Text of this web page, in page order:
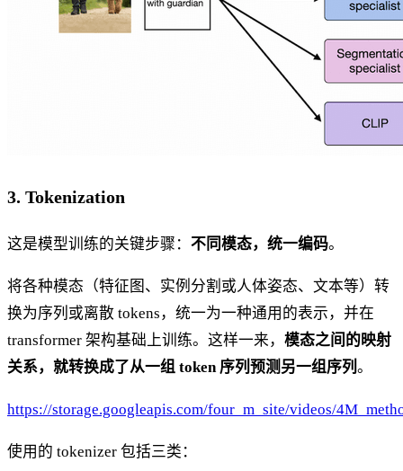
3. Tokenization
这是模型训练的关键步骤： 不同模态，统一编码。
将各种模态（特征图、实例分割或人体姿态、文本等）转
换为序列或离散 tokens，统一为一种通用的表示，并在
transformer 架构基础上训练。这样一来， 模态之间的映射
关系，就转换成了从一组 token 序列预测另一组序列 。
https://storage.googleapis.com/four_m_site/videos/
使用的 tokenizer 包括三类：